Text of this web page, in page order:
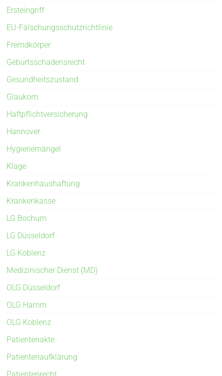
Ersteingriff
EU-Fälschungsschutzrichtlinie
Fremdkörper
Geburtsschadensrecht
Gesundheitszustand
Glaukom
Haftpflichtversicherung
Hannover
Hygienemängel
Klage
Krankenhaushaftung
Krankenkasse
LG Bochum
LG Düsseldorf
LG Koblenz
Medizinischer Dienst (MD)
OLG Düsseldorf
OLG Hamm
OLG Koblenz
Patientenakte
Patientenaufklärung
Patientenrecht